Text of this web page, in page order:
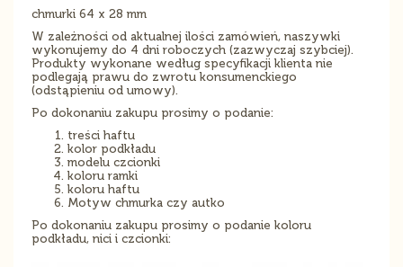
chmurki 64 x 28 mm
W zależności od aktualnej ilości zamówień, naszywki
wykonujemy do 4 dni roboczych (zazwyczaj szybciej).
Produkty wykonane według specyfikacji klienta nie
podlegają prawu do zwrotu konsumenckiego
(odstąpieniu od umowy).
Po dokonaniu zakupu prosimy o podanie:
treści haftu
kolor podkładu
modelu czcionki
koloru ramki
koloru haftu
Motyw chmurka czy autko
Po dokonaniu zakupu prosimy o podanie koloru
podkładu, nici i czcionki: